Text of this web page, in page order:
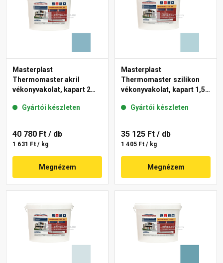
Masterplast
Thermomaster akril
vékonyvakolat, kapart 2
Gyártói készleten
40 780 Ft / db
1 631 Ft / kg
Megnézem
Masterplast
Thermomaster szilikon
vékonyvakolat, kapart 1,5
Gyártói készleten
35 125 Ft / db
1 405 Ft / kg
Megnézem